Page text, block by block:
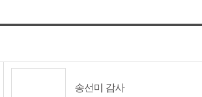
송선미 감사